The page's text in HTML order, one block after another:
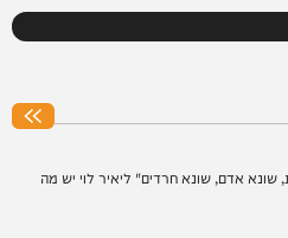
שונא אדם, שונא חרדים" ליאיר לוי יש מה